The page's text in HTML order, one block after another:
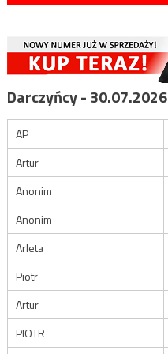
Darczyńcy - 30.07.2026
AP
Artur
Anonim
Anonim
Arleta
Piotr
Artur
PIOTR